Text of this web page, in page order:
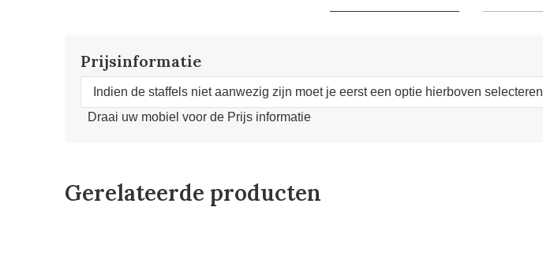
Prijsinformatie
Indien de staffels niet aanwezig zijn moet je eerst een optie hierboven selecteren
Draai uw mobiel voor de Prijs informatie
Gerelateerde producten